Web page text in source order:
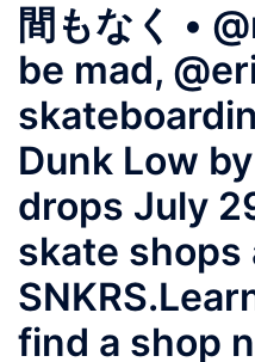
間もなく •
be mad,
Dunk Low
drops July
skate shops
find a shop